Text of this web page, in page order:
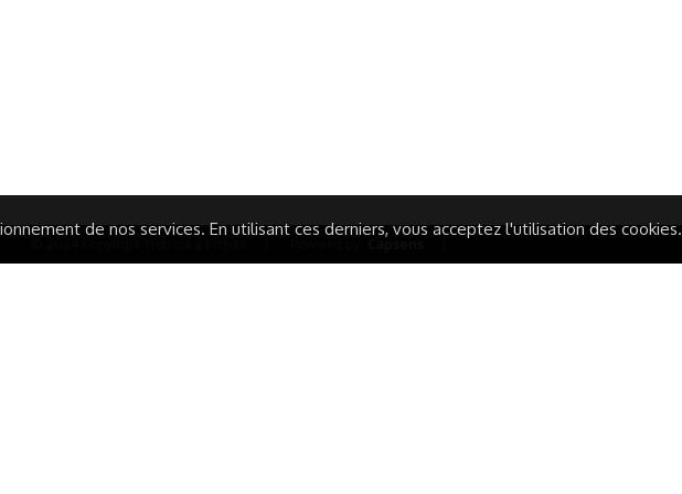
de nos services. En utilisant ces derniers, vous acceptez l'utilisation des cookies.